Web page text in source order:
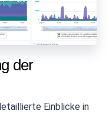
der
Einblicke in